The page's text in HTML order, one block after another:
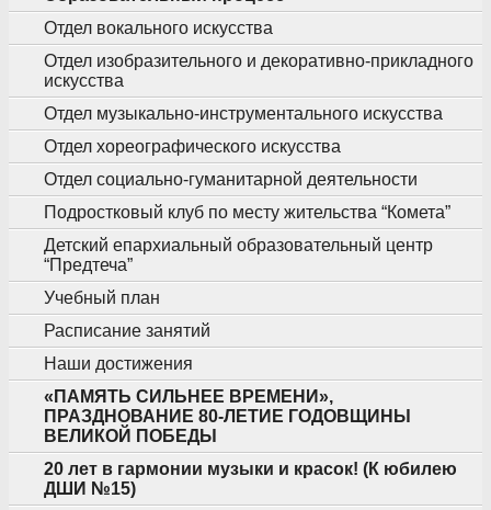
Отдел вокального искусства
Отдел изобразительного и декоративно-прикладного
искусства
Отдел музыкально-инструментального искусства
Отдел хореографического искусства
Отдел социально-гуманитарной деятельности
Подростковый клуб по месту жительства “Комета”
Детский епархиальный образовательный центр
“Предтеча”
Учебный план
Расписание занятий
Наши достижения
«ПАМЯТЬ СИЛЬНЕЕ ВРЕМЕНИ»,
ПРАЗДНОВАНИЕ 80-ЛЕТИЕ ГОДОВЩИНЫ
ВЕЛИКОЙ ПОБЕДЫ
20 лет в гармонии музыки и красок! (К юбилею
ДШИ №15)